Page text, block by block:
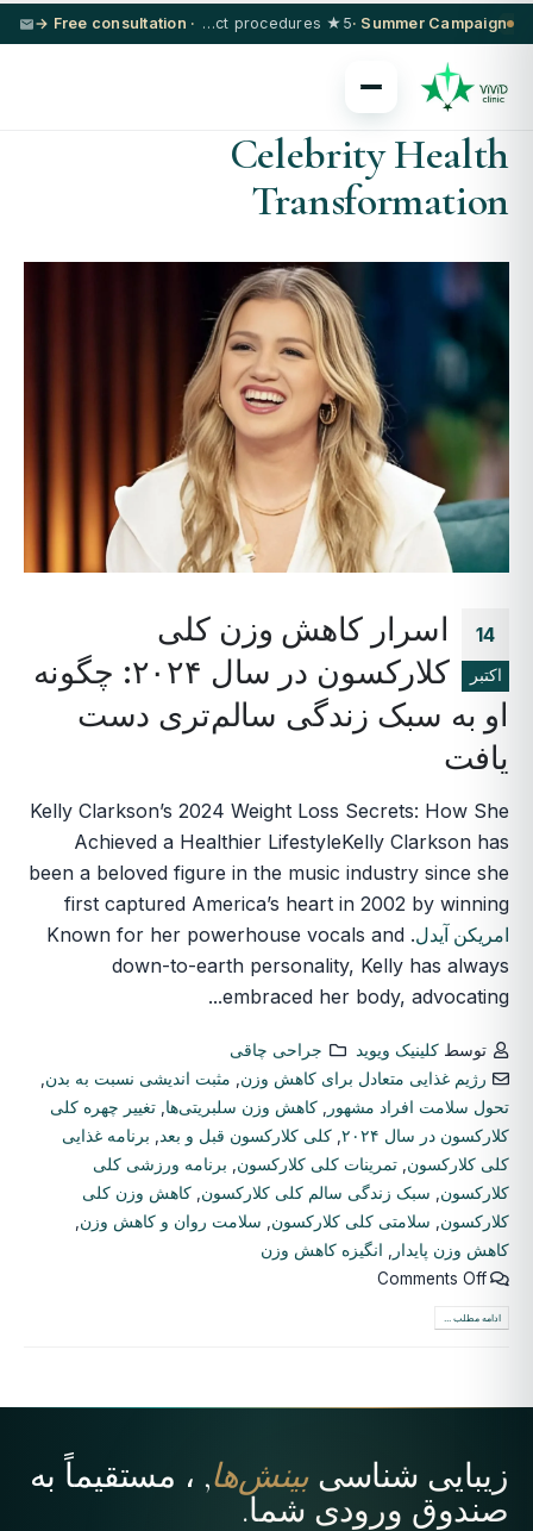
Summer Campaign ·
5★ hotel + VIP transfer on select procedures
· Free consultation →
Celebrity Health
Transformation
14
اکتبر
اسرار کاهش وزن کلی
کلارکسون در سال ۲۰۲۴: چگونه
او به سبک زندگی سالم‌تری دست
یافت
Kelly Clarkson’s 2024 Weight Loss Secrets: How She
Achieved a Healthier LifestyleKelly Clarkson has
been a beloved figure in the music industry since she
first captured America’s heart in 2002 by winning
امریکن آیدل . Known for her powerhouse vocals and
down-to-earth personality, Kelly has always
embraced her body, advocating...
توسطکلینیک ویوید
جراحی چاقی
رژیم غذایی متعادل برای کاهش وزن
مثبت اندیشی نسبت به بدن
تحول سلامت افراد مشهور
کاهش وزن سلبریتی‌ها تغییر چهره کلی
کلارکسون در سال ۲۰۲۴
کلی کلارکسون قبل و بعد
برنامه غذایی
کلی کلارکسون تمرینات کلی کلارکسون
برنامه ورزشی کلی
کلارکسون
سبک زندگی سالم کلی کلارکسون کاهش وزن کلی
کلارکسون
سلامتی کلی کلارکسون سلامت روان و کاهش وزن
کاهش وزن پایدار
انگیزه کاهش وزن
Comments Off
ادامه مطلب ...
زیبایی شناسیبینش‌ها, ، مستقیماً به
صندوق ورودی شما.